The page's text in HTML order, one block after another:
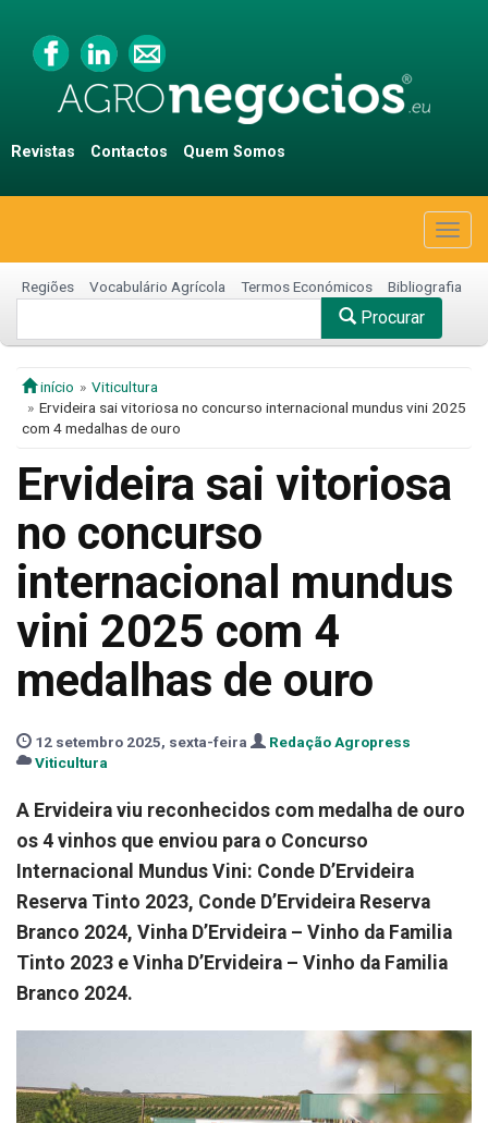
Revistas Contactos Quem Somos
Regiões Vocabulário Agrícola Termos Económicos Bibliografia
Procurar
início
Viticultura
Ervideira sai vitoriosa no concurso internacional mundus vini 2025
com 4 medalhas de ouro
Ervideira sai vitoriosa
no concurso
internacional mundus
vini 2025 com 4
medalhas de ouro
12 setembro 2025, sexta-feira
Redação Agropress
Viticultura
A Ervideira viu reconhecidos com medalha de ouro
os 4 vinhos que enviou para o Concurso
Internacional Mundus Vini: Conde D’Ervideira
Reserva Tinto 2023, Conde D’Ervideira Reserva
Branco 2024, Vinha D’Ervideira – Vinho da Familia
Tinto 2023 e Vinha D’Ervideira – Vinho da Familia
Branco 2024.